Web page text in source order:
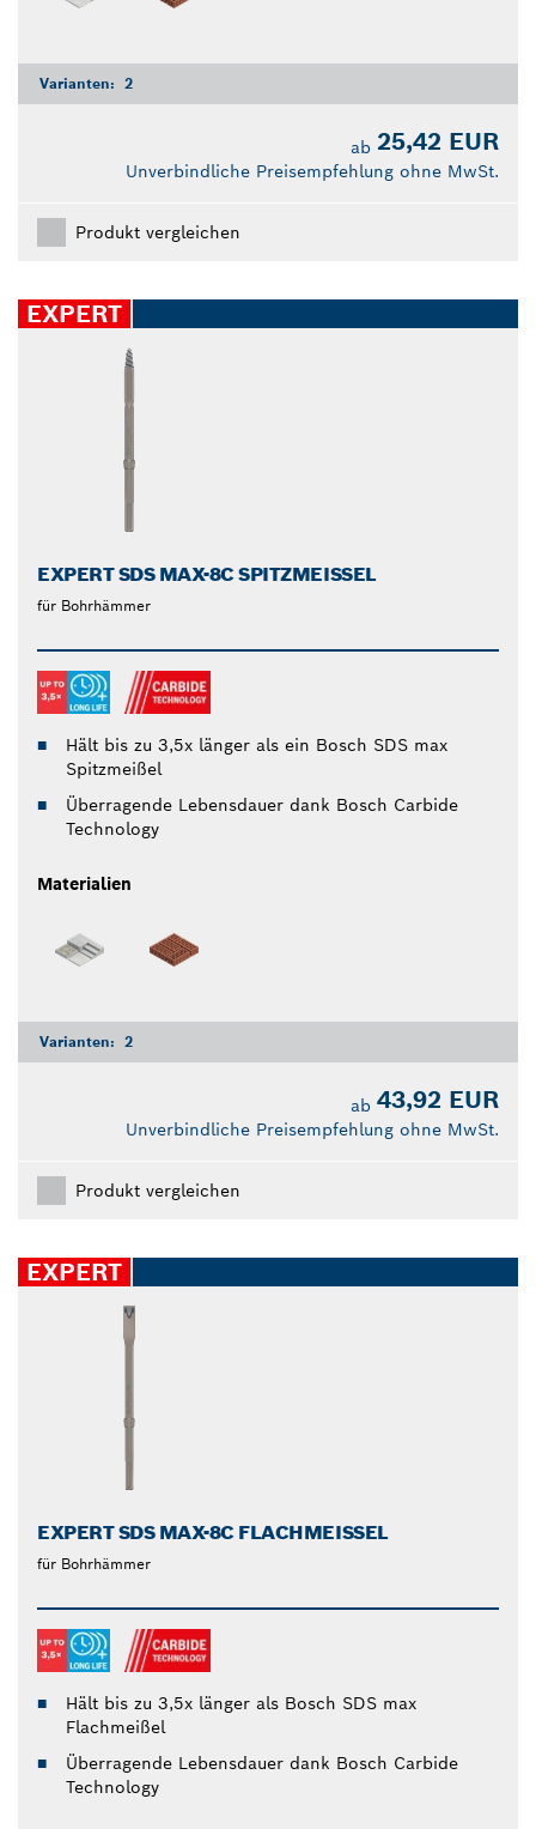
Varianten: 2
ab 25,42 EUR
Unverbindliche Preisempfehlung ohne MwSt.
Produkt vergleichen
EXPERT
EXPERT SDS MAX-8C SPITZMEISSEL
für Bohrhämmer
Hält bis zu 3,5x länger als ein Bosch SDS max
Spitzmeißel
Überragende Lebensdauer dank Bosch Carbide
Technology
Materialien
Varianten: 2
ab 43,92 EUR
Unverbindliche Preisempfehlung ohne MwSt.
Produkt vergleichen
EXPERT
EXPERT SDS MAX-8C FLACHMEISSEL
für Bohrhämmer
Hält bis zu 3,5x länger als Bosch SDS max
Flachmeißel
Überragende Lebensdauer dank Bosch Carbide
Technology